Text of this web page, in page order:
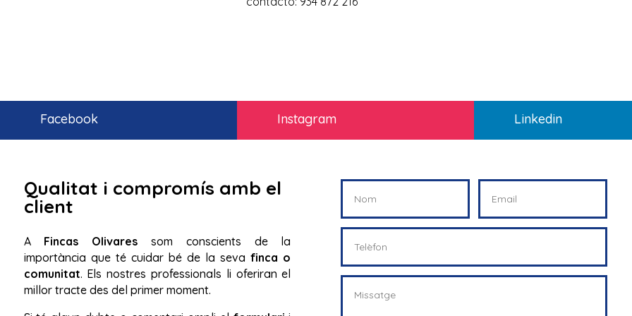
Facebook Instagram Linkedin
Qualitat i compromís amb el
client
A Fincas Olivares som conscients de la
importància que té cuidar bé de la seva finca o
comunitat. Els nostres professionals li oferiran el
millor tracte des del primer moment.